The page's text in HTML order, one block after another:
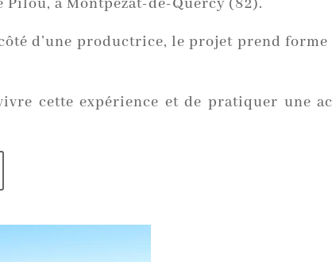
d’une productrice, le projet prend forme
cette expérience et de pratiquer une